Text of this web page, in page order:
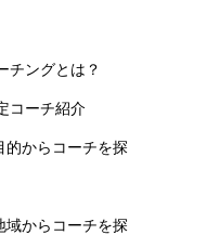
チングとは？
コーチ紹介
的からコーチを探
域からコーチを探